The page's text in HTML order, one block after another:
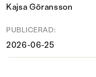
Kajsa Göransson
PUBLICERAD:
2026-06-25